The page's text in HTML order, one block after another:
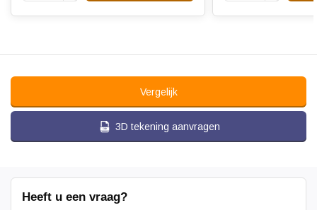
Vergelijk
3D tekening aanvragen
Heeft u een vraag?